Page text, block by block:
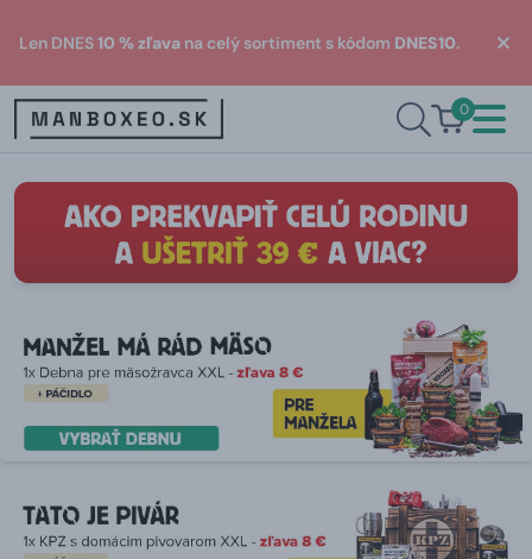
Len DNES10 % zľava na celý sortiment s kódom DNES10.
0